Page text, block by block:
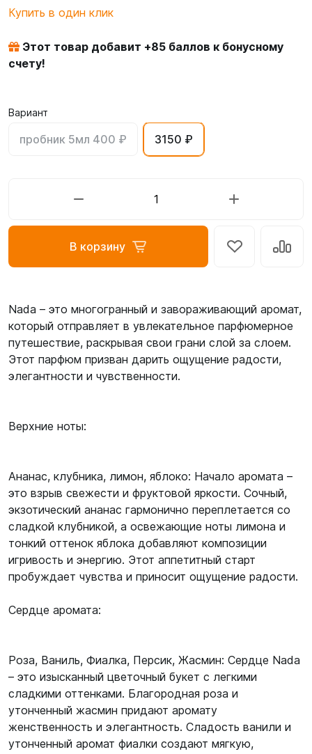
Купить в один клик
Этот товар добавит +85 баллов к бонусному
счету!
Вариант
пробник 5мл 400 ₽ 3150 ₽
В корзину
Nada – это многогранный и завораживающий аромат,
который отправляет в увлекательное парфюмерное
путешествие, раскрывая свои грани слой за слоем.
Этот парфюм призван дарить ощущение радости,
элегантности и чувственности.
Верхние ноты:
Ананас, клубника, лимон, яблоко: Начало аромата –
это взрыв свежести и фруктовой яркости. Сочный,
экзотический ананас гармонично переплетается со
сладкой клубникой, а освежающие ноты лимона и
тонкий оттенок яблока добавляют композиции
игривость и энергию. Этот аппетитный старт
пробуждает чувства и приносит ощущение радости.
Сердце аромата:
Роза, Ваниль, Фиалка, Персик, Жасмин: Сердце Nada
– это изысканный цветочный букет с легкими
сладкими оттенками. Благородная роза и
утонченный жасмин придают аромату
женственность и элегантность. Сладость ванили и
утонченный аромат фиалки создают мягкую,